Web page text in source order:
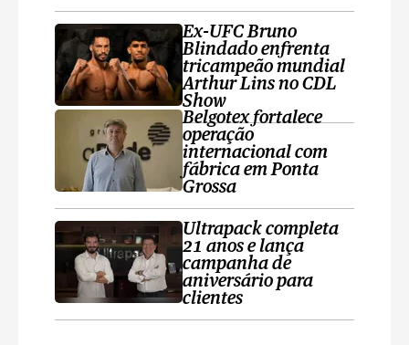
Ex-UFC Bruno
Blindado enfrenta
tricampeão mundial
Arthur Lins no CDL
Show
Belgotex fortalece
operação
internacional com
fábrica em Ponta
Grossa
Ultrapack completa
21 anos e lança
campanha de
aniversário para
clientes